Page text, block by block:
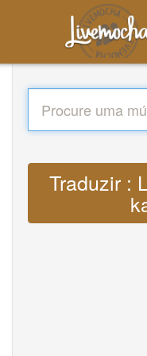
Traduzir :